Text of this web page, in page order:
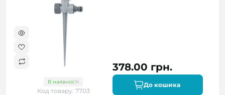
В наявності
Код товару: 7703
378.00 грн.
До кошика